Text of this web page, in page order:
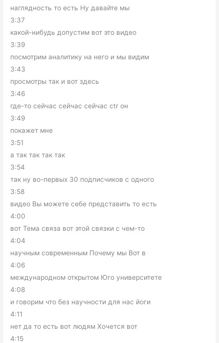
наглядность то есть Ну давайте мы
3:37
какой-нибудь допустим вот это видео
3:39
посмотрим аналитику на него и мы видим
3:43
просмотры так и вот здесь
3:46
где-то сейчас сейчас сейчас ctr он
3:49
покажет мне
3:51
а так так так так
3:54
так ну во-первых 30 подписчиков с одного
3:58
видео Вы можете себе представить то есть
4:00
вот Тема связа вот этой связки с чем-то
4:04
научным современным Почему мы Вот в
4:06
международном открытом Юго университете
4:08
и говорим что без научности для нас йоги
4:11
нет да то есть вот людям Хочется вот
4:15